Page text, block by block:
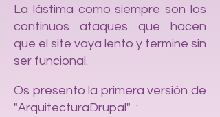
La lástima como siempre son los
continuos ataques que hacen
que el site vaya lento y termine sin
ser funcional.
Os presento la primera versión de
"ArquitecturaDrupal" :